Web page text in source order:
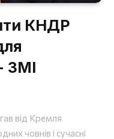
КНДР
ЗМІ
від Кремля
човнів і сучасні